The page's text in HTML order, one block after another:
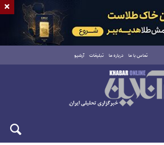
تماس با ما درباره ما تبلیغات آرشیو
×